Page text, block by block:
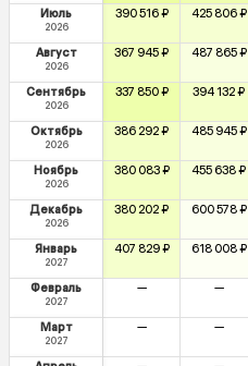
Июль
2026
390 516 ₽ 425 806 ₽
Август
2026
367 945 ₽ 487 865 ₽
Сентябрь
2026
337 850 ₽ 394 132 ₽
Октябрь
2026
386 292 ₽ 485 945 ₽
Ноябрь
2026
380 083 ₽ 455 638 ₽
Декабрь
2026
380 202 ₽ 600 578 ₽
Январь
2027
407 829 ₽ 618 008 ₽
Февраль
2027
— —
Март
2027
— —